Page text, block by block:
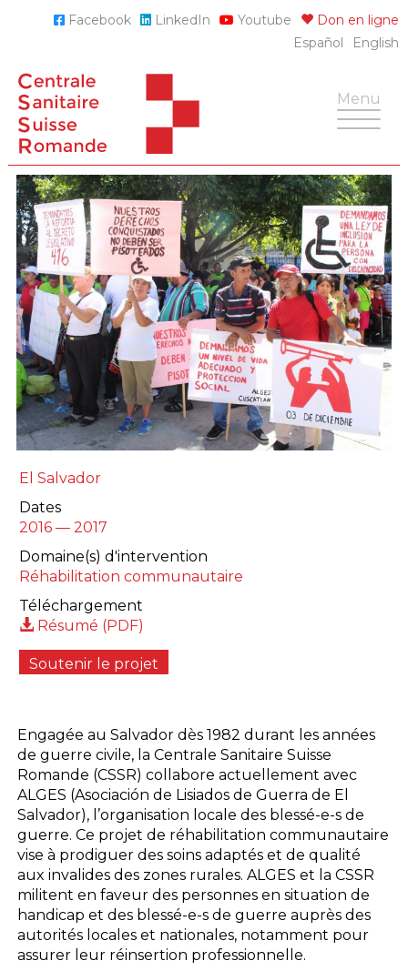
Don en ligne
Youtube
LinkedIn
Facebook
English
Español
Toggle
Menu
El Salvador
Dates
2016 — 2017
Domaine(s) d'intervention
Réhabilitation communautaire
Téléchargement
Résumé (PDF)
Soutenir le projet
fermer
La Centrale Sanitaire Suisse
Romande ne peut agir sur le
long terme que grâce à votre
engagement et votre générosité.
Engagez-vous à nos côtés afin de soutenir
ce projet durant les prochaines années.
CHF
Avec 30 CHF, vous assurez les
médicaments pendant 6 mois pour une
personne en situation de handicap
Engagée au Salvador dès 1982 durant les années
de guerre civile, la Centrale Sanitaire Suisse
Romande (CSSR) collabore actuellement avec
ALGES (Asociación de Lisiados de Guerra de El
Salvador), l’organisation locale des blessé-e-s de
guerre. Ce projet de réhabilitation communautaire
vise à prodiguer des soins adaptés et de qualité
aux invalides des zones rurales. ALGES et la CSSR
militent en faveur des personnes en situation de
handicap et des blessé-e-s de guerre auprès des
autorités locales et nationales, notamment pour
assurer leur réinsertion professionnelle.